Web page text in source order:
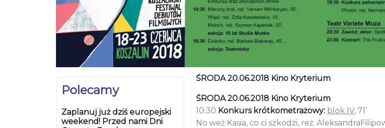
Polecamy
Zaplanuj już dziś europejski
weekend! Przed nami Dni
ŚRODA 20.06.2018 Kino Kryterium
ŚRODA 20.06.2018 Kino Kryterium
10:30 Konkurs krótkometrażowy: blok IV, 71’
No weź Kasia, co ci szkodzi, reż.